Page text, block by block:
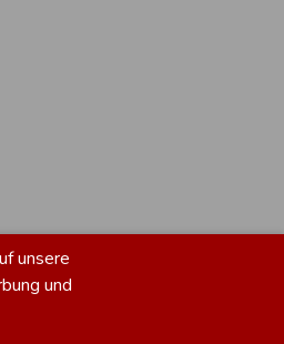
unsere
und